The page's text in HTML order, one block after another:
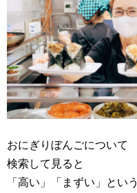
おにぎりぼんごについて
検索して見ると
「高い」「まずい」という